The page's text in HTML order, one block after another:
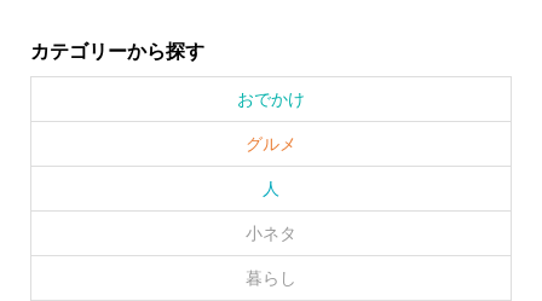
カテゴリーから探す
おでかけ
グルメ
人
小ネタ
暮らし